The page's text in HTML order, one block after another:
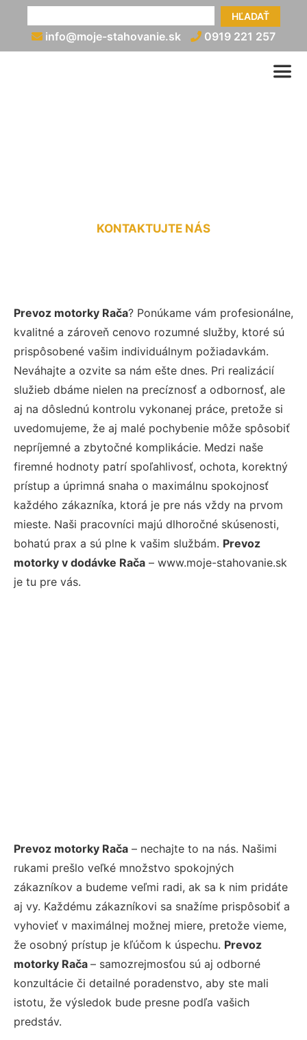
HĽADAŤ
info@moje-stahovanie.sk 0919 221 257
KONTAKTUJTE NÁS
Prevoz motorky Rača? Ponúkame vám profesionálne,
kvalitné a zároveň cenovo rozumné služby, ktoré sú
prispôsobené vašim individuálnym požiadavkám.
Neváhajte a ozvite sa nám ešte dnes. Pri realizácií
služieb dbáme nielen na precíznosť a odbornosť, ale
aj na dôslednú kontrolu vykonanej práce, pretože si
uvedomujeme, že aj malé pochybenie môže spôsobiť
nepríjemné a zbytočné komplikácie. Medzi naše
firemné hodnoty patrí spoľahlivosť, ochota, korektný
prístup a úprimná snaha o maximálnu spokojnosť
každého zákazníka, ktorá je pre nás vždy na prvom
mieste. Naši pracovníci majú dlhoročné skúsenosti,
bohatú prax a sú plne k vašim službám. Prevoz
motorky v dodávke Rača – www.moje-stahovanie.sk
je tu pre vás.
Prevoz motorky Rača – nechajte to na nás. Našimi
rukami prešlo veľké množstvo spokojných
zákazníkov a budeme veľmi radi, ak sa k nim pridáte
aj vy. Každému zákazníkovi sa snažíme prispôsobiť a
vyhovieť v maximálnej možnej miere, pretože vieme,
že osobný prístup je kľúčom k úspechu. Prevoz
motorky Rača – samozrejmosťou sú aj odborné
konzultácie či detailné poradenstvo, aby ste mali
istotu, že výsledok bude presne podľa vašich
predstáv.